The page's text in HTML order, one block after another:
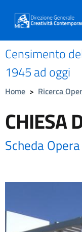
Censimento
1945 ad oggi
Home > Ricerca
CHIESA
Scheda Opera